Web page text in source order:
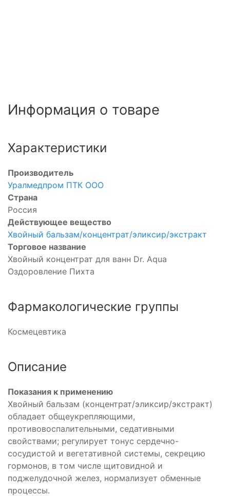
Информация о товаре
Характеристики
Производитель
Уралмедпром ПТК ООО
Страна
Россия
Действующее вещество
Хвойный бальзам/концентрат/эликсир/экстракт
Торговое название
Хвойный концентрат для ванн Dr. Aqua
Оздоровление Пихта
Фармакологические группы
Космецевтика
Описание
Показания к применению
Хвойный бальзам (концентрат/эликсир/экстракт)
обладает общеукрепляющими,
противовоспалительными, седативными
свойствами; регулирует тонус сердечно-
сосудистой и вегетативной системы, секрецию
гормонов, в том числе щитовидной и
поджелудочной желез, нормализует обменные
процессы.